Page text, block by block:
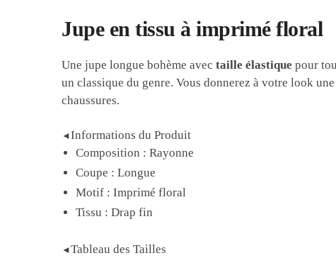
Jupe en tissu à imprimé floral
Une jupe longue bohème avectaille élastique pour
un classique du genre. Vous donnerez à votre look
chaussures.
◄Informations du Produit
Composition : Rayonne
Coupe : Longue
Motif : Imprimé floral
Tissu : Drap fin
◄Tableau des Tailles